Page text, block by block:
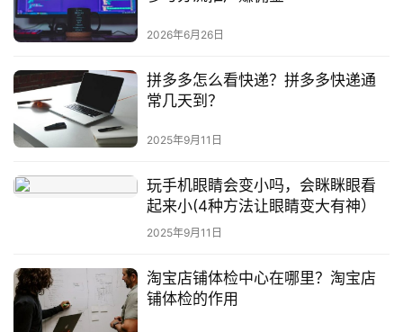
2026年6月26日
拼多多怎么看快递？拼多多快递通
常几天到？
2025年9月11日
玩手机眼睛会变小吗，会眯眯眼看
起来小(4种方法让眼睛变大有神）
2025年9月11日
淘宝店铺体检中心在哪里？淘宝店
铺体检的作用